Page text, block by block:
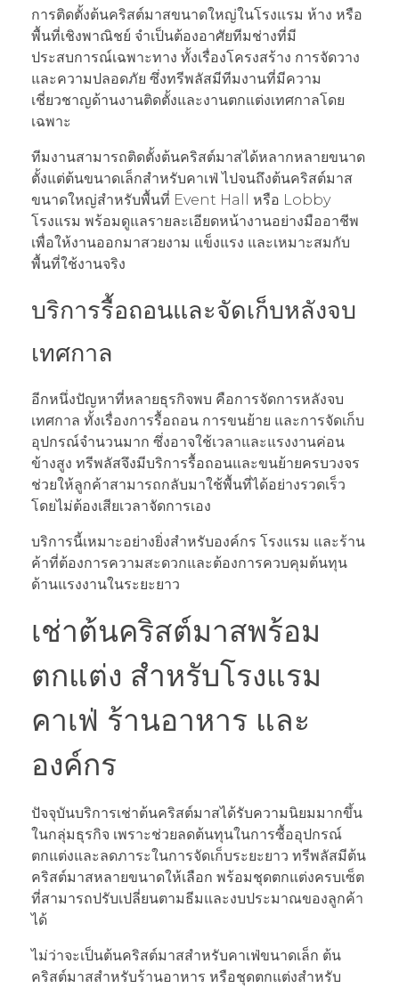
การติดตั้งต้นคริสต์มาสขนาดใหญ่ในโรงแรม ห้าง หรือ
พื้นที่เชิงพาณิชย์ จำเป็นต้องอาศัยทีมช่างที่มี
ประสบการณ์เฉพาะทาง ทั้งเรื่องโครงสร้าง การจัดวาง
และความปลอดภัย ซึ่งทรีพลัสมีทีมงานที่มีความ
เชี่ยวชาญด้านงานติดตั้งและงานตกแต่งเทศกาลโดย
เฉพาะ
ทีมงานสามารถติดตั้งต้นคริสต์มาสได้หลากหลายขนาด
ตั้งแต่ต้นขนาดเล็กสำหรับคาเฟ่ ไปจนถึงต้นคริสต์มาส
ขนาดใหญ่สำหรับพื้นที่ Event Hall หรือ Lobby
โรงแรม พร้อมดูแลรายละเอียดหน้างานอย่างมืออาชีพ
เพื่อให้งานออกมาสวยงาม แข็งแรง และเหมาะสมกับ
พื้นที่ใช้งานจริง
บริการรื้อถอนและจัดเก็บหลังจบ
เทศกาล
อีกหนึ่งปัญหาที่หลายธุรกิจพบ คือการจัดการหลังจบ
เทศกาล ทั้งเรื่องการรื้อถอน การขนย้าย และการจัดเก็บ
อุปกรณ์จำนวนมาก ซึ่งอาจใช้เวลาและแรงงานค่อน
ข้างสูง ทรีพลัสจึงมีบริการรื้อถอนและขนย้ายครบวงจร
ช่วยให้ลูกค้าสามารถกลับมาใช้พื้นที่ได้อย่างรวดเร็ว
โดยไม่ต้องเสียเวลาจัดการเอง
บริการนี้เหมาะอย่างยิ่งสำหรับองค์กร โรงแรม และร้าน
ค้าที่ต้องการความสะดวกและต้องการควบคุมต้นทุน
ด้านแรงงานในระยะยาว
เช่าต้นคริสต์มาสพร้อม
ตกแต่ง สำหรับโรงแรม
คาเฟ่ ร้านอาหาร และ
องค์กร
ปัจจุบันบริการเช่าต้นคริสต์มาสได้รับความนิยมมากขึ้น
ในกลุ่มธุรกิจ เพราะช่วยลดต้นทุนในการซื้ออุปกรณ์
ตกแต่งและลดภาระในการจัดเก็บระยะยาว ทรีพลัสมีต้น
คริสต์มาสหลายขนาดให้เลือก พร้อมชุดตกแต่งครบเซ็ต
ที่สามารถปรับเปลี่ยนตามธีมและงบประมาณของลูกค้า
ได้
ไม่ว่าจะเป็นต้นคริสต์มาสสำหรับคาเฟ่ขนาดเล็ก ต้น
คริสต์มาสสำหรับร้านอาหาร หรือชุดตกแต่งสำหรับ